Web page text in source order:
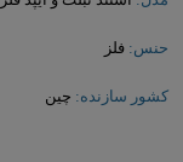
حنس: فلز
کشور سازنده: چین